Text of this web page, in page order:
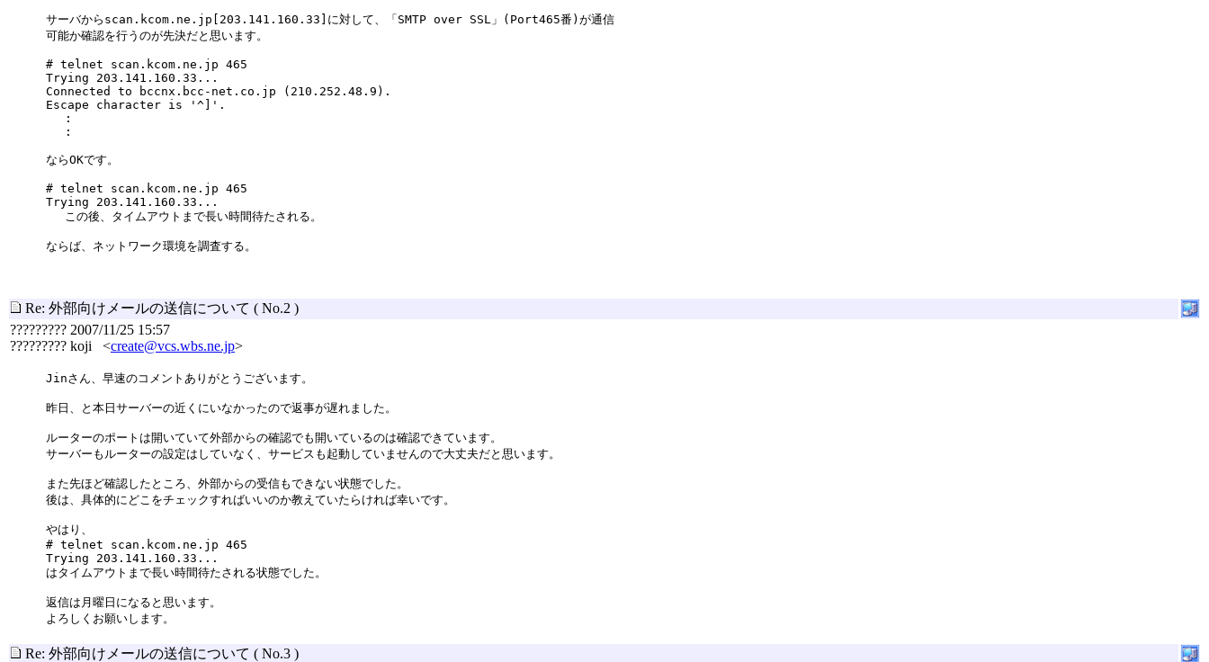
サーバからscan.kcom.ne.jp[203.141.160.33]に対して、「SMTP over SSL」(Port465番)が通信
可能か確認を行うのが先決だと思います。
# telnet scan.kcom.ne.jp 465
Trying 203.141.160.33...
Connected to bccnx.bcc-net.co.jp (210.252.48.9).
Escape character is '^]'.
:
:
ならOKです。
# telnet scan.kcom.ne.jp 465
Trying 203.141.160.33...
この後、タイムアウトまで長い時間待たされる。
ならば、ネットワーク環境を調査する。
Re: 外部向けメールの送信について ( No.2 )
????????? 2007/11/25 15:57
????????? koji <create@vcs.wbs.ne.jp>
Jinさん、早速のコメントありがとうございます。
昨日、と本日サーバーの近くにいなかったので返事が遅れました。
ルーターのポートは開いていて外部からの確認でも開いているのは確認できています。
サーバーもルーターの設定はしていなく、サービスも起動していませんので大丈夫だと思います。
また先ほど確認したところ、外部からの受信もできない状態でした。
後は、具体的にどこをチェックすればいいのか教えていたらければ幸いです。
やはり、
# telnet scan.kcom.ne.jp 465
Trying 203.141.160.33...
はタイムアウトまで長い時間待たされる状態でした。
返信は月曜日になると思います。
よろしくお願いします。
Re: 外部向けメールの送信について ( No.3 )